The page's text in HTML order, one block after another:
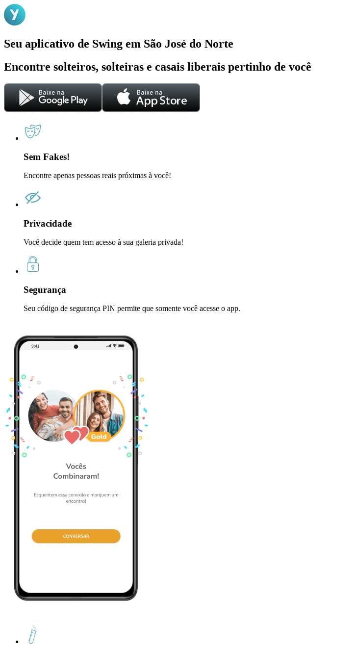
Seu aplicativo de Swing em São José do Norte
Encontre solteiros, solteiras e casais liberais pertinho de você
Sem Fakes!
Encontre apenas pessoas reais próximas à você!
Privacidade
Você decide quem tem acesso à sua galeria privada!
Segurança
Seu código de segurança PIN permite que somente você acesse o app.